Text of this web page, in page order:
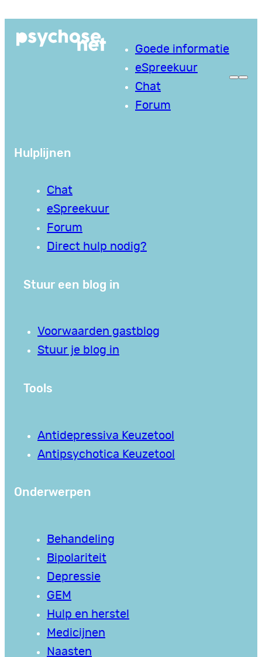
naar
Goede informatie
eSpreekuur
Chat
Forum
Hulplijnen
Chat
eSpreekuur
Forum
Direct hulp nodig?
Stuur een blog in
Voorwaarden gastblog
Stuur je blog in
Tools
Antidepressiva Keuzetool
Antipsychotica Keuzetool
Onderwerpen
Behandeling
Bipolariteit
Depressie
GEM
Hulp en herstel
Medicijnen
Naasten